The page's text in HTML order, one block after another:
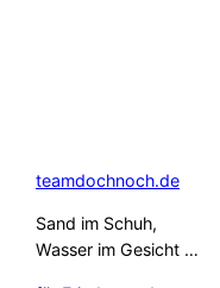
teamdochnoch.de
Sand im Schuh,
Wasser im Gesicht …